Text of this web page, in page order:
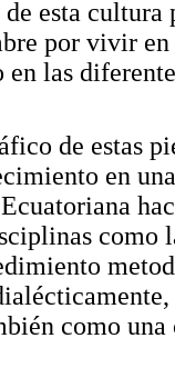
de esta
por vivir
en las
de estas
en
como